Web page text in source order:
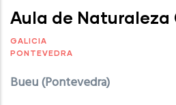
Aula de Naturaleza
GALICIA
PONTEVEDRA
Bueu (Pontevedra)